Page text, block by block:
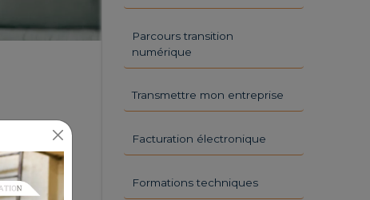
Parcours transition
numérique
Transmettre mon entreprise
Facturation électronique
Formations techniques